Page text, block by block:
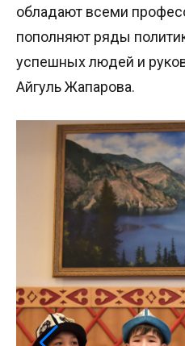
обладают всеми
пополняют ряды
успешных людей и
Айгуль Жапарова.